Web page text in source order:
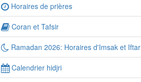
Horaires de prières
Coran et Tafsir
Ramadan 2026: Horaires d'Imsak et Iftar
Calendrier hidjri